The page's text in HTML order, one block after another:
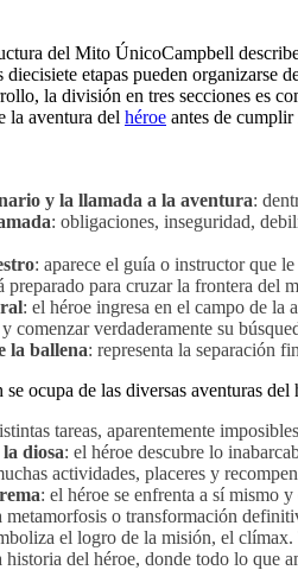
del Mito ÚnicoCampbell
etapas pueden organizarse
la división en tres secciones es
la aventura del héroe antes de cumplir
y la llamada a la aventura:
: obligaciones, inseguridad,
: aparece el guía o instructor que
preparado para cruzar la frontera del
: el héroe ingresa en el campo de la
comenzar verdaderamente su
la ballena: representa la separación
ocupa de las diversas aventuras del
tareas, aparentemente
diosa: el héroe descubre lo
actividades, placeres y
: el héroe se enfrenta a sí mismo
metamorfosis o transformación
el logro de la misión, el clímax.
del héroe, donde todo lo que